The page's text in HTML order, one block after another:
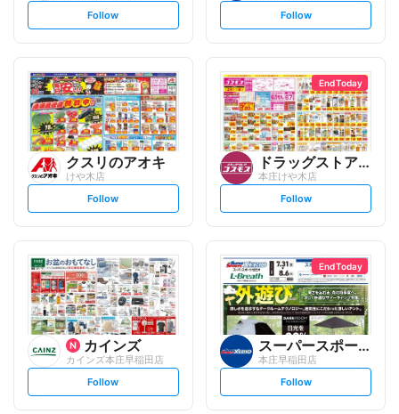
s
t
l
o
w
Follow
s
t
l
o
w
Follow
クスリのアオキ
けや木店
s
t
l
o
w
Follow
End Today
ドラッグストアコスモス
本庄けや木店
s
t
l
o
w
Follow
カインズ
カインズ本庄早稲田店
s
t
Follow
End Today
スーパースポーツゼビオ
本庄早稲田店
s
t
Follow